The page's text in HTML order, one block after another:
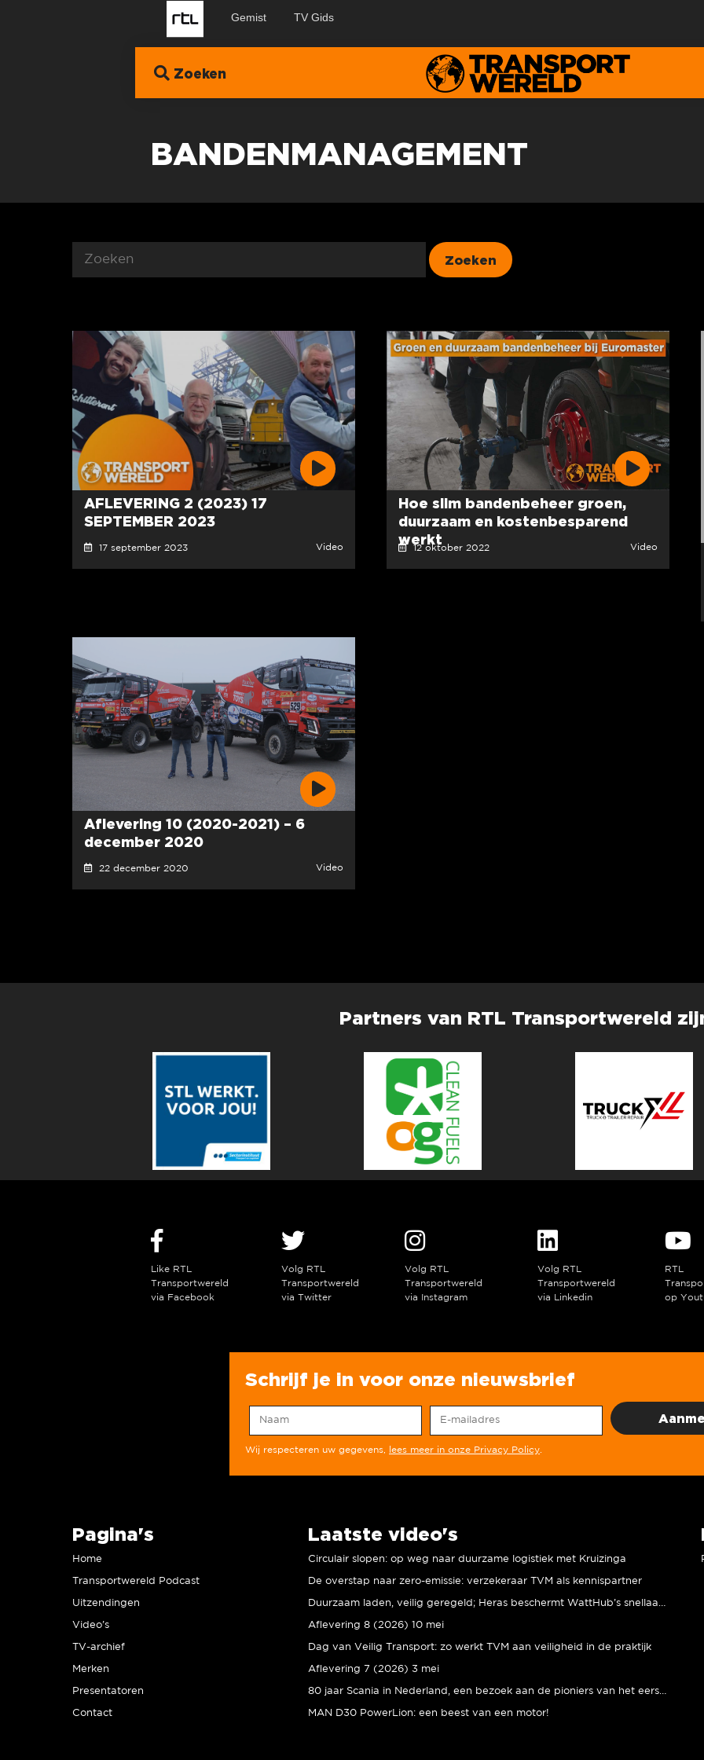
Gemist TV Gids
Zoeken
BANDENMANAGEMENT
AFLEVERING 2 (2023) 17
SEPTEMBER 2023
17 september 2023 Video
Hoe slim bandenbeheer groen,
duurzaam en kostenbesparend
werkt
12 oktober 2022 Video
Aflevering 10 (2020-2021) – 6
december 2020
22 december 2020 Video
Partners van RTL Transportwereld
Like RTL
Transportwereld
via Facebook
Volg RTL
Transportwereld
via Twitter
Volg RTL
Transportwereld
via Instagram
Volg RTL
Transportwereld
via Linkedin
RTL
op
Schrijf je in voor onze nieuwsbrief
Wij respecteren uw gegevens, lees meer in onze Privacy Policy
Pagina's
Home
Transportwereld Podcast
Uitzendingen
Video’s
TV-archief
Merken
Presentatoren
Contact
Laatste video's
Circulair slopen: op weg naar duurzame logistiek met Kruizinga
De overstap naar zero-emissie: verzekeraar TVM als kennispartner
Aflevering 8 (2026) 10 mei
Dag van Veilig Transport: zo werkt TVM aan veiligheid in de praktijk
Aflevering 7 (2026) 3 mei
MAN D30 PowerLion: een beest van een motor!